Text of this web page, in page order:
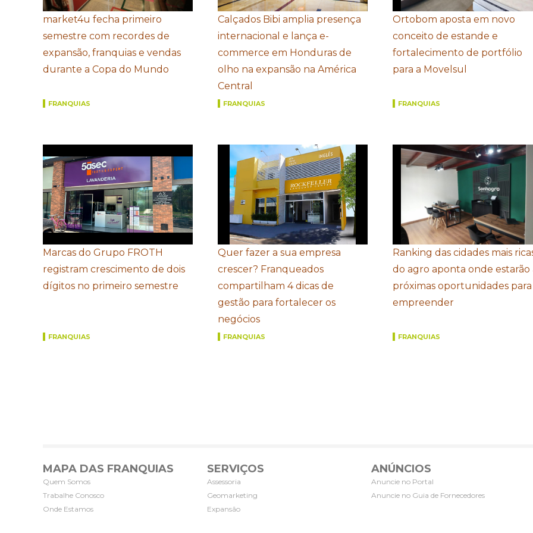
market4u fecha primeiro
semestre com recordes de
expansão, franquias e vendas
durante a Copa do Mundo
FRANQUIAS
Calçados Bibi amplia presença
internacional e lança e-
commerce em Honduras de
olho na expansão na América
Central
FRANQUIAS
Ortobom aposta em novo
conceito de estande e
fortalecimento de portfólio
para a Movelsul
FRANQUIAS
Marcas do Grupo FROTH
registram crescimento de dois
dígitos no primeiro semestre
FRANQUIAS
Quer fazer a sua empresa
crescer? Franqueados
compartilham 4 dicas de
gestão para fortalecer os
negócios
FRANQUIAS
Ranking das cidades mais
do agro aponta onde estarão
próximas oportunidades para
empreender
FRANQUIAS
MAPA DAS FRANQUIAS
Quem Somos
Trabalhe Conosco
Onde Estamos
SERVIÇOS
Assessoria
Geomarketing
Expansão
ANÚNCIOS
Anuncie no Portal
Anuncie no Guia de Fornecedores